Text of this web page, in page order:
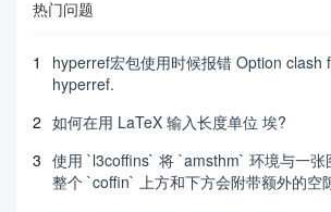
热门问题
1
hyperref宏包使用时候报错 Option clash
hyperref.
2 如何在用 LaTeX 输入长度单位 埃?
3 使用 `l3coffins` 将 `amsthm` 环境与一张
整个 `coffin` 上方和下方会附带额外的空